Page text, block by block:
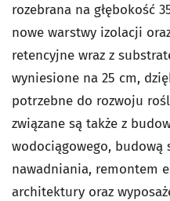
rozebrana na głębokość
nowe warstwy izolacji
retencyjne wraz z
wyniesione na 25 cm,
potrzebne do rozwoju
związane są także z
wodociągowego, budową
nawadniania, remontem
architektury oraz